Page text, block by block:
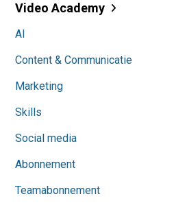
Video Academy
AI
Content & Communicatie
Marketing
Skills
Social media
Abonnement
Teamabonnement